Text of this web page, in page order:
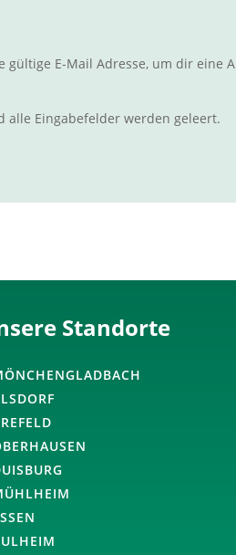
E-Mail Adresse, um dir eine
Eingabefelder werden geleert.
Standorte